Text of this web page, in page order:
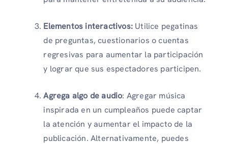
Elementos interactivos: Utilice pegatinas
de preguntas, cuestionarios o cuentas
regresivas para aumentar la participación
y lograr que sus espectadores participen.
Agrega algo de audio: Agregar música
inspirada en un cumpleaños puede captar
la atención y aumentar el impacto de la
publicación. Alternativamente, puedes